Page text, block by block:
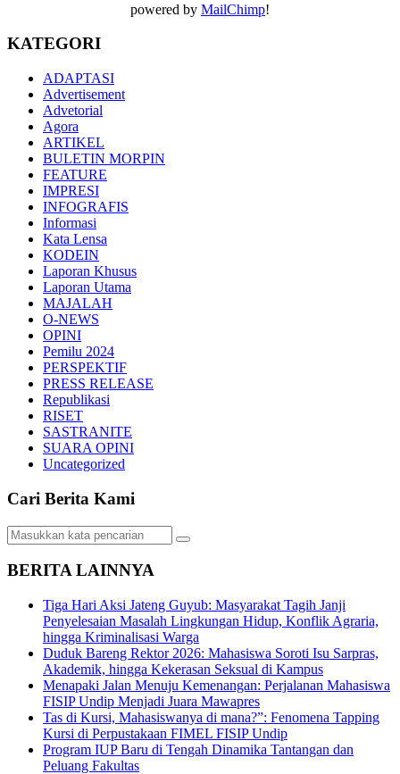
powered by MailChimp!
KATEGORI
ADAPTASI
Advertisement
Advetorial
Agora
ARTIKEL
BULETIN MORPIN
FEATURE
IMPRESI
INFOGRAFIS
Informasi
Kata Lensa
KODEIN
Laporan Khusus
Laporan Utama
MAJALAH
O-NEWS
OPINI
Pemilu 2024
PERSPEKTIF
PRESS RELEASE
Republikasi
RISET
SASTRANITE
SUARA OPINI
Uncategorized
Cari Berita Kami
BERITA LAINNYA
Tiga Hari Aksi Jateng Guyub: Masyarakat Tagih Janji
Penyelesaian Masalah Lingkungan Hidup, Konflik Agraria,
hingga Kriminalisasi Warga
Duduk Bareng Rektor 2026: Mahasiswa Soroti Isu Sarpras,
Akademik, hingga Kekerasan Seksual di Kampus
Menapaki Jalan Menuju Kemenangan: Perjalanan Mahasiswa
FISIP Undip Menjadi Juara Mawapres
Tas di Kursi, Mahasiswanya di mana?”: Fenomena Tapping
Kursi di Perpustakaan FIMEL FISIP Undip
Program IUP Baru di Tengah Dinamika Tantangan dan
Peluang Fakultas